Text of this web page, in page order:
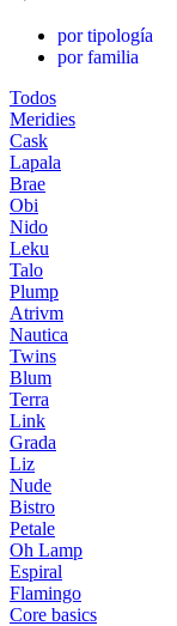
por tipología
por familia
Todos
Meridies
Cask
Lapala
Brae
Obi
Nido
Leku
Talo
Plump
Atrivm
Nautica
Twins
Blum
Terra
Link
Grada
Liz
Nude
Bistro
Petale
Oh Lamp
Espiral
Flamingo
Core basics